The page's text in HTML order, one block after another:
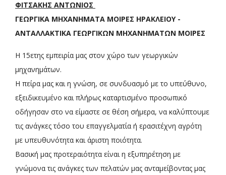
ΦΙΤΣΑΚΗΣ ΑΝΤΩΝΙΟΣ
ΓΕΩΡΓΙΚΑ ΜΗΧΑΝΗΜΑΤΑ ΜΟΙΡΕΣ ΗΡΑΚΛΕΙΟΥ -
ΑΝΤΑΛΛΑΚΤΙΚΑ ΓΕΩΡΓΙΚΩΝ ΜΗΧΑΝΗΜΑΤΩΝ ΜΟΙΡΕΣ
Η 15ετης εμπειρία μας στον χώρο των γεωργικών
μηχανημάτων.
Η πείρα μας και η γνώση, σε συνδυασμό με το υπεύθυνο,
εξειδικευμένο και πλήρως καταρτισμένο προσωπικό
οδήγησαν στο να είμαστε σε θέση σήμερα, να καλύπτουμε
τις ανάγκες τόσο του επαγγελματία ή ερασιτέχνη αγρότη
με υπευθυνότητα και άριστη ποιότητα.
Βασική μας προτεραιότητα είναι η εξυπηρέτηση με
γνώμονα τις ανάγκες των πελατών μας ανταμείβοντας μας